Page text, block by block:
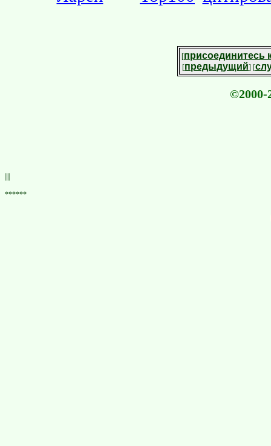
[присоединитесь
[предыдущий] [
©2000-
******